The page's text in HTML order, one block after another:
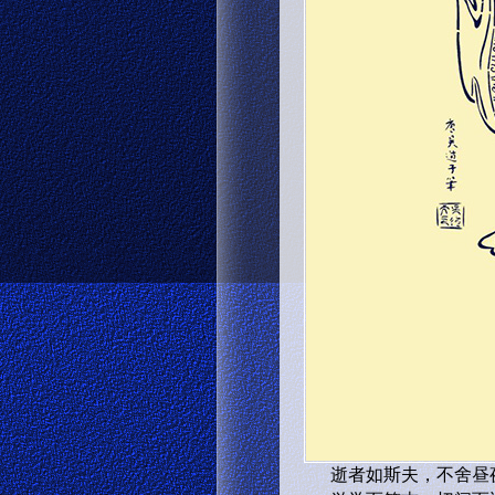
逝者如斯夫，不舍昼